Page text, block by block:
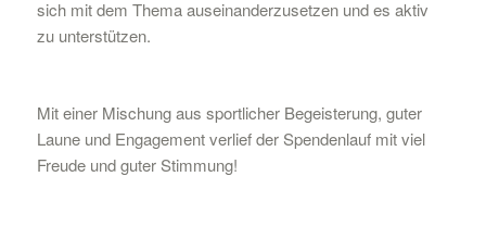
sich mit dem Thema auseinanderzusetzen und es aktiv
zu unterstützen.
Mit einer Mischung aus sportlicher Begeisterung, guter
Laune und Engagement verlief der Spendenlauf mit viel
Freude und guter Stimmung!